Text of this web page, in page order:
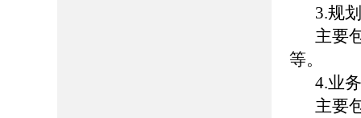
3.规
主要
等。
4.业
主要